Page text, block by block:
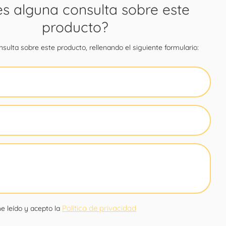
alguna consulta sobre este
producto?
sobre este producto, rellenando el siguiente formulario:
leído y acepto la Política de privacidad